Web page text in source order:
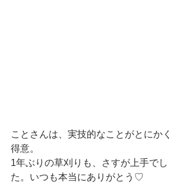
ことさんは、実技的なことがとにかく
得意。
1年ぶりの草刈りも、さすが上手でし
た。いつも本当にありがとう♡